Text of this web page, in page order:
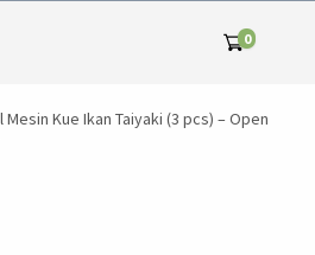
0
Mesin Kue Ikan Taiyaki (3 pcs) – Open